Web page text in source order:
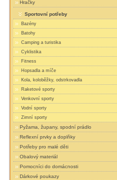
Hračky
Sportovní potřeby
Bazény
Batohy
Camping a turistika
Cyklistika
Fitness
Hopsadla a míče
Kola, koloběžky, odstrkovadla
Raketové sporty
Venkovní sporty
Vodní sporty
Zimní sporty
Pyžama, župany, spodní prádlo
Reflexní prvky a doplňky
Potřeby pro malé děti
Obalový materiál
Pomocníci do domácnosti
Dárkové poukazy